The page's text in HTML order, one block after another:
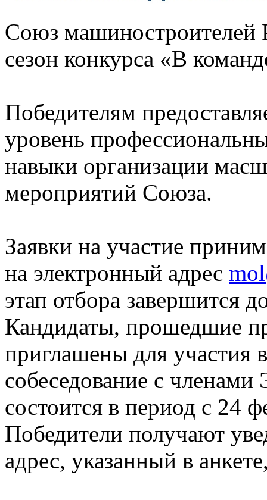
Союз машиностроителей
сезон конкурса «В
Победителям
уровень
навыки организации
мероприятий Союза.
Заявки на участие
на электронный адрес
этап отбора завершится
Кандидаты, прошедшие
приглашены для участия
собеседование с
состоится в период с 24
Победители получают
адрес, указанный в